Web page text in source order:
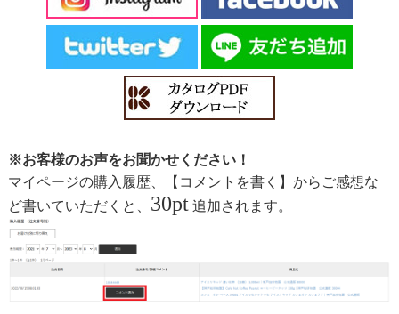
※お客様のお声をお聞かせください！
マイページの購入履歴、【コメントを書く】からご感想な
ど書いていただくと、 30pt追加されます。